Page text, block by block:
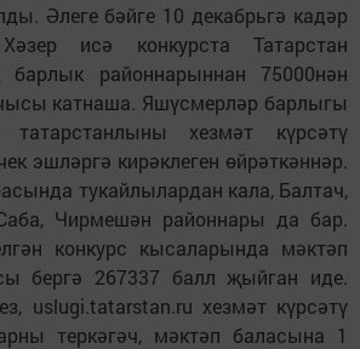
Әлеге бәйге 10 декабрьгә кадәр
исә конкурста Татарстан
барлык районнарыннан 75000нән
катнаша. Яшүсмерләр барлыгы
хезмәт күрсәтү
эшләргә кирәклеген өйрәткәннәр.
тукайлылардан кала, Балтач,
Чирмешән районнары да бар.
конкурс кысаларында мәктәп
бергә 267337 балл җыйган иде.
uslugi.tatarstan.ru хезмәт күрсәтү
теркәгәч, мәктәп баласына 1